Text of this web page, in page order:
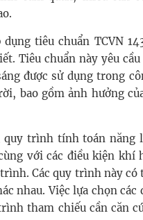
tiêu chuẩn TCVN
Tiêu chuẩn này yêu
được sử dụng trong
bao gồm ảnh hưởng
quy trình tính toán năng
với các điều kiện khí
Các quy trình này có
nhau. Việc lựa chọn
tham chiếu cần căn